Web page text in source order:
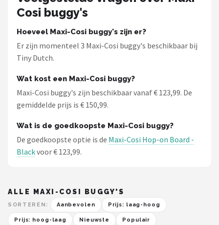
Cosi buggy's
Hoeveel Maxi-Cosi buggy's zijn er?
Er zijn momenteel 3 Maxi-Cosi buggy's beschikbaar bij
Tiny Dutch.
Wat kost een Maxi-Cosi buggy?
Maxi-Cosi buggy's zijn beschikbaar vanaf € 123,99. De
gemiddelde prijs is € 150,99.
Wat is de goedkoopste Maxi-Cosi buggy?
De goedkoopste optie is de Maxi-Cosi Hop-on Board -
Blackvoor € 123,99.
ALLE MAXI-COSI BUGGY'S
SORTEREN: Aanbevolen Prijs: laag-hoog
Prijs: hoog-laag Nieuwste Populair